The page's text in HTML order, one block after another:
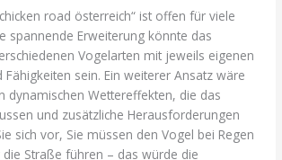
road österreich“ ist offen für viele
spannende Erweiterung könnte das
Vogelarten mit jeweils eigenen
Fähigkeiten sein. Ein weiterer Ansatz wäre
dynamischen Wettereffekten, die das
und zusätzliche Herausforderungen
sich vor, Sie müssen den Vogel bei Regen
Straße führen – das würde die